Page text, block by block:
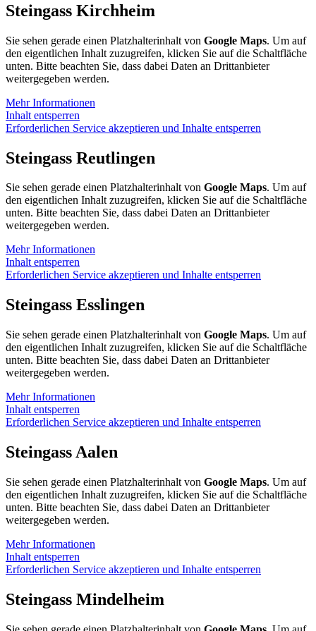
Steingass Kirchheim
Sie sehen gerade einen Platzhalterinhalt von Google Maps. Um auf
den eigentlichen Inhalt zuzugreifen, klicken Sie auf die Schaltfläche
unten. Bitte beachten Sie, dass dabei Daten an Drittanbieter
weitergegeben werden.
Mehr Informationen
Inhalt entsperren
Erforderlichen Service akzeptieren und Inhalte entsperren
Steingass Reutlingen
Sie sehen gerade einen Platzhalterinhalt von Google Maps. Um auf
den eigentlichen Inhalt zuzugreifen, klicken Sie auf die Schaltfläche
unten. Bitte beachten Sie, dass dabei Daten an Drittanbieter
weitergegeben werden.
Mehr Informationen
Inhalt entsperren
Erforderlichen Service akzeptieren und Inhalte entsperren
Steingass Esslingen
Sie sehen gerade einen Platzhalterinhalt von Google Maps. Um auf
den eigentlichen Inhalt zuzugreifen, klicken Sie auf die Schaltfläche
unten. Bitte beachten Sie, dass dabei Daten an Drittanbieter
weitergegeben werden.
Mehr Informationen
Inhalt entsperren
Erforderlichen Service akzeptieren und Inhalte entsperren
Steingass Aalen
Sie sehen gerade einen Platzhalterinhalt von Google Maps. Um auf
den eigentlichen Inhalt zuzugreifen, klicken Sie auf die Schaltfläche
unten. Bitte beachten Sie, dass dabei Daten an Drittanbieter
weitergegeben werden.
Mehr Informationen
Inhalt entsperren
Erforderlichen Service akzeptieren und Inhalte entsperren
Steingass Mindelheim